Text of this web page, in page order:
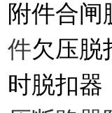
附件合闸
件欠压脱
时脱扣器